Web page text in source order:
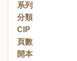
系列
分類
CIP
頁數
開本